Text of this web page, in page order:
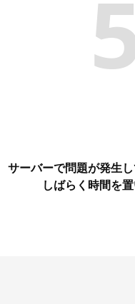
サーバーで問題が発生
しばらく時間を